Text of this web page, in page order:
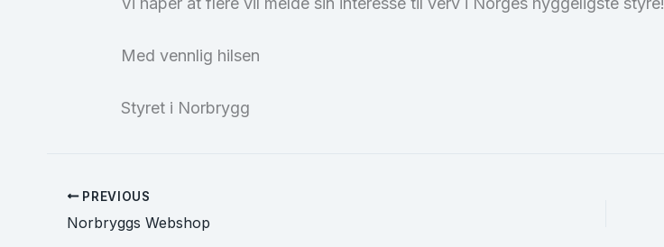
Med vennlig hilsen
Styret i Norbrygg
PREVIOUS
Norbryggs Webshop